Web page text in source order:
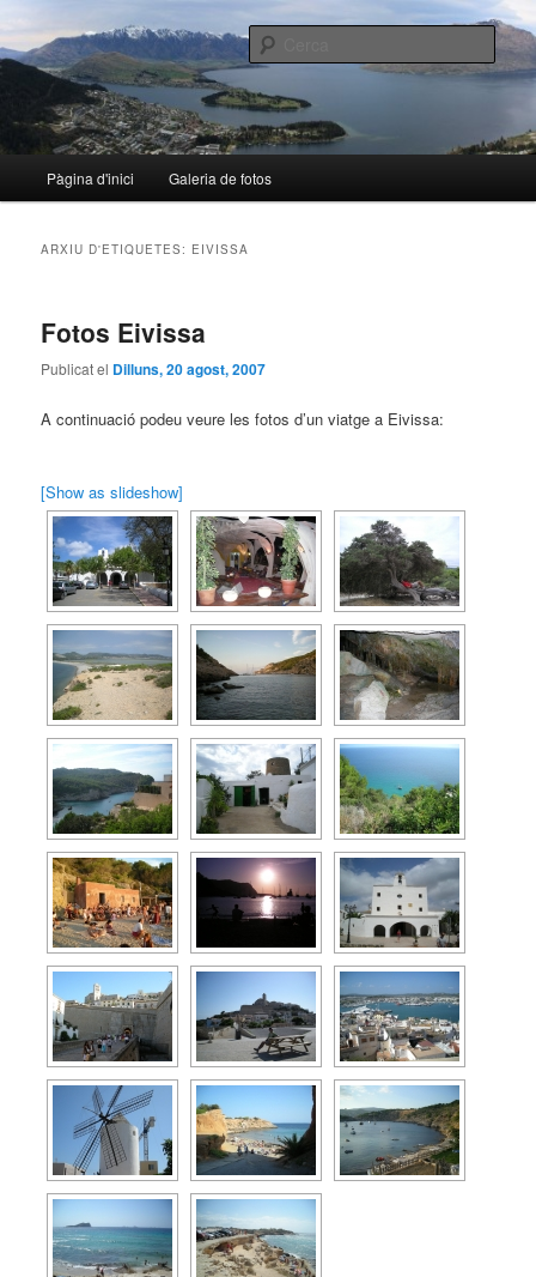
al
contingut
al
contingut
secundarinalo.cat
Cerca
principal
Pàgina d'inici Galeria de fotos
ARXIU D'ETIQUETES: EIVISSA
Fotos Eivissa
Publicat el Dilluns, 20 agost, 2007
A continuació podeu veure les fotos d’un viatge a Eivissa:
[Show as slideshow]